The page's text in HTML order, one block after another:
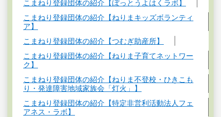
こまねり登録団体の紹介【ぼっとうよはくラボ】
こまねり登録団体の紹介【ねりまキッズボランティ
ア】
こまねり登録団体の紹介【つむぎ助産所】
こまねり登録団体の紹介【ねりま子育てネットワー
ク】
こまねり登録団体の紹介【ねりま不登校・ひきこも
り・発達障害地域家族会「灯火」】
こまねり登録団体の紹介【特定非営利活動法人フェ
アネス・ラボ】